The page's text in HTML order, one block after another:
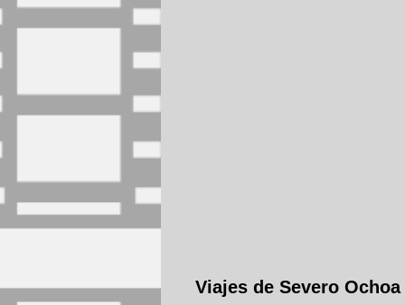
Viajes de Severo Ochoa